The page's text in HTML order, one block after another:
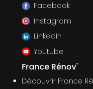
Facebook
Instagram
LinkedIn
Youtube
France Rénov'
Découvrir France